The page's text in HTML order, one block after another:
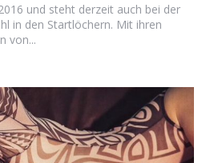
und steht derzeit auch bei der
in den Startlöchern. Mit ihren
von...